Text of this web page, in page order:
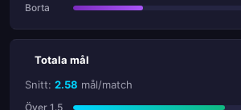
Borta
Totala mål
Snitt: 2.58 mål/match
Över 1.5